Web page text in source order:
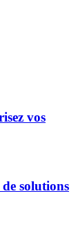
vos
solutions